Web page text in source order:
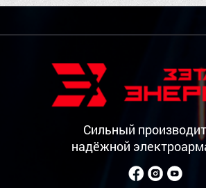
Сильный
надёжной